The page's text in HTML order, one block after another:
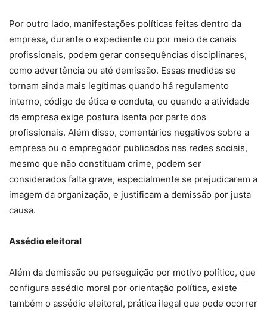
Por outro lado, manifestações políticas feitas dentro da
empresa, durante o expediente ou por meio de canais
profissionais, podem gerar consequências disciplinares,
como advertência ou até demissão. Essas medidas se
tornam ainda mais legítimas quando há regulamento
interno, código de ética e conduta, ou quando a atividade
da empresa exige postura isenta por parte dos
profissionais. Além disso, comentários negativos sobre a
empresa ou o empregador publicados nas redes sociais,
mesmo que não constituam crime, podem ser
considerados falta grave, especialmente se prejudicarem a
imagem da organização, e justificam a demissão por justa
causa.
Assédio eleitoral
Além da demissão ou perseguição por motivo político, que
configura assédio moral por orientação política, existe
também o assédio eleitoral, prática ilegal que pode ocorrer